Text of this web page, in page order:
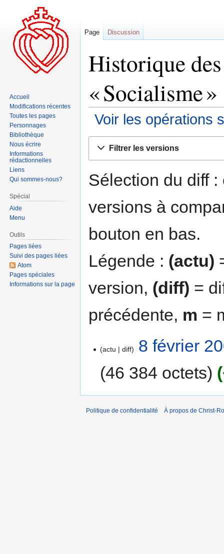
Historique
« Socialisme »
Voir les opérations
navigation
recherche
Filtrer les versions
Sélection du diff
versions à
bouton en bas.
Légende : (actu)
version, (diff) =
précédente, m =
actu diff
8 février
46 384 octets
Page Discussion
Accueil
Modifications récentes
Toutes les pages
Personnages
Bibliothèque
Nous écrire
Informations
rédactionnelles
Liens
Qui sommes-nous?
Spécial
Aide
Menu
Outils
Pages liées
Suivi des pages liées
Atom
Pages spéciales
Informations sur la page
Politique de confidentialité À propos de Christ-